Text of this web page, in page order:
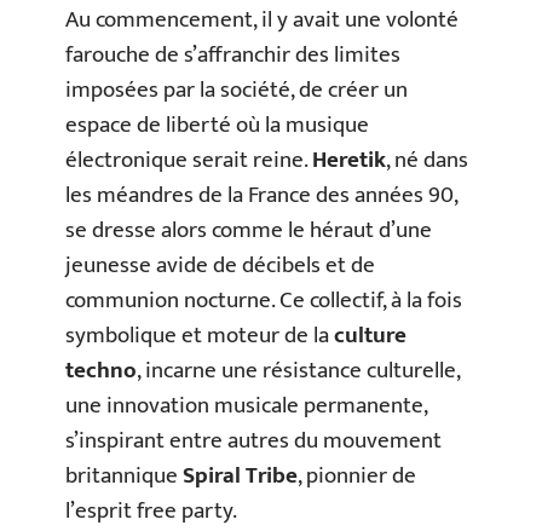
Au commencement, il y avait une volonté
farouche de s’affranchir des limites
imposées par la société, de créer un
espace de liberté où la musique
électronique serait reine.Heretik, né dans
les méandres de la France des années 90,
se dresse alors comme le héraut d’une
jeunesse avide de décibels et de
communion nocturne. Ce collectif, à la fois
symbolique et moteur de laculture
techno, incarne une résistance culturelle,
une innovation musicale permanente,
s’inspirant entre autres du mouvement
britanniqueSpiral Tribe, pionnier de
l’esprit free party.